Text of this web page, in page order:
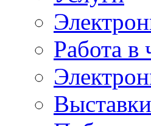
Работа в
Выставки